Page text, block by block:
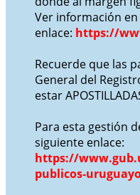
Ver información
enlace: https://
Recuerde que las
General del
estar
Para esta gestión
siguiente enlace:
https://
publicos-